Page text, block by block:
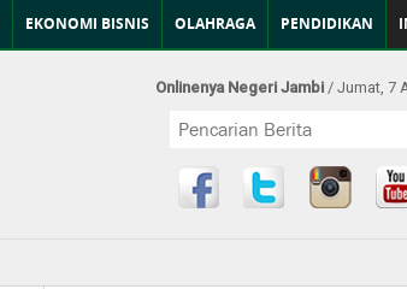
EKONOMI BISNIS OLAHRAGA PENDIDIKAN
Onlinenya Negeri Jambi / Jumat, 7